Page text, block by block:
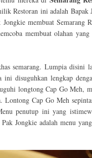
Restoran ini adalah Bapak
membuat Semarang
membuat olahan
semarang. Lumpia disini
disuguhkan lengkap
longtong Cap Go Meh,
Lontong Cap Go Meh
penutup ini yang
Jongkie adalah menu